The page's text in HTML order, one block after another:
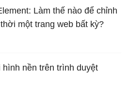
Làm thế nào để chỉnh
một trang web bất kỳ?
hình nền trên trình duyệt